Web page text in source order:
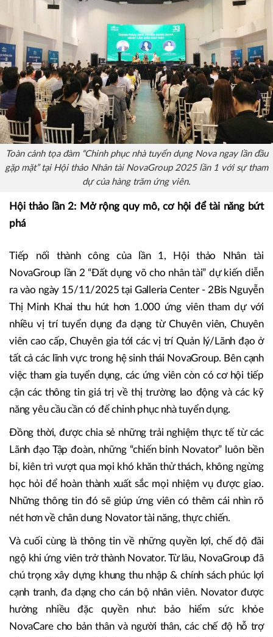
Toàn cảnh tọa đàm “Chinh phục nhà tuyển dụng Nova ngay lần đầu
gặp mặt” tại Hội thảo Nhân tài NovaGroup 2025 lần 1 với sự tham
dự của hàng trăm ứng viên.
Hội thảo lần 2: Mở rộng quy mô, cơ hội để tài năng bứt
phá
Tiếp nối thành công của lần 1, Hội thảo Nhân tài
NovaGroup lần 2 “Đất dụng võ cho nhân tài” dự kiến diễn
ra vào ngày 15/11/2025 tại Galleria Center - 2Bis Nguyễn
Thị Minh Khai thu hút hơn 1.000 ứng viên tham dự với
nhiều vị trí tuyển dụng đa dạng từ Chuyên viên, Chuyên
viên cao cấp, Chuyên gia tới các vị trí Quản lý/Lãnh đạo ở
tất cả các lĩnh vực trong hệ sinh thái NovaGroup. Bên cạnh
việc tham gia tuyển dụng, các ứng viên còn có cơ hội tiếp
cận các thông tin giá trị về thị trường lao động và các kỹ
năng yêu cầu cần có để chinh phục nhà tuyển dụng.
Đồng thời, được chia sẻ những trải nghiệm thực tế từ các
Lãnh đạo Tập đoàn, những “chiến binh Novator” luôn bền
bỉ, kiên trì vượt qua mọi khó khăn thử thách, không ngừng
học hỏi để hoàn thành xuất sắc mọi nhiệm vụ được giao.
Những thông tin đó sẽ giúp ứng viên có thêm cái nhìn rõ
nét hơn về chân dung Novator tài năng, thực chiến.
Và cuối cùng là thông tin về những quyền lợi, chế độ đãi
ngộ khi ứng viên trở thành Novator. Từ lâu, NovaGroup đã
chú trọng xây dựng khung thu nhập & chính sách phúc lợi
cạnh tranh, đa dạng cho cán bộ nhân viên. Novator được
hưởng nhiều đặc quyền như: bảo hiểm sức khỏe
NovaCare cho bản thân và người thân, các chế độ hỗ trợ